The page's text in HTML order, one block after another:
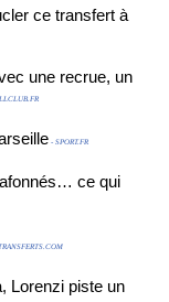
ce transfert à
une recrue, un
- SPORT.FR
ce qui
Lorenzi piste un